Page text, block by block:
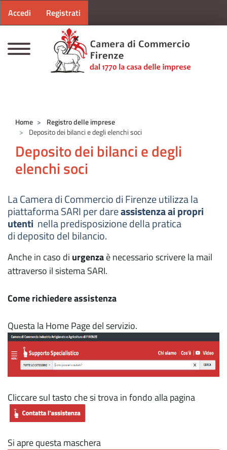
Menu profilo utente
Accedi Registrati
Home
Registro delle imprese
Deposito dei bilanci e degli elenchi soci
Deposito dei bilanci e degli
elenchi soci
La Camera di Commercio di Firenze utilizza la
piattaforma SARI per dareassistenza ai propri
utenti nella predisposizione della pratica
di deposito del bilancio.
Anche in caso di urgenzaè necessario scrivere la mail
attraverso il sistema SARI.
Come richiedere assistenza
Questa la Home Page del servizio.
Cliccare sul tasto che si trova in fondo alla pagina
Si apre questa maschera